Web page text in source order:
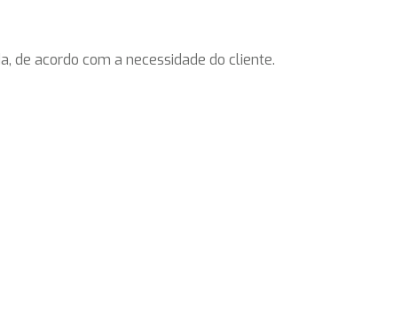
de acordo com a necessidade do cliente.